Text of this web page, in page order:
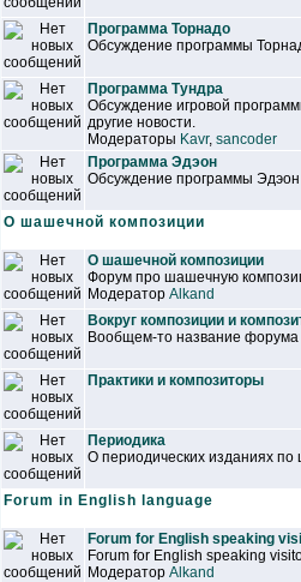
Программа Торнадо
Обсуждение программы
Программа Тундра
Обсуждение игровой
другие новости.
Модераторы Kavr, sancoder
Программа Эдэон
Обсуждение программы Эдэон
О шашечной композиции
О шашечной композиции
Форум про шашечную
Модератор Alkand
Вокруг композиции и
Вообщем-то название форума
Практики и композиторы
Периодика
О периодических изданиях
Forum in English language
Forum for English speaking
Forum for English speaking
Модератор Alkand